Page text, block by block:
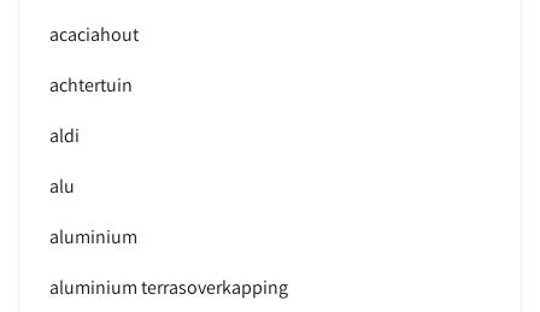
acaciahout
achtertuin
aldi
alu
aluminium
aluminium terrasoverkapping